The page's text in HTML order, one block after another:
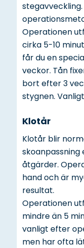
Operationen
cirka 5-10
får du en
veckor. Tån
bort efter 3
stygnen.
Klotår
Klotår blir
åtgärder.
hand och är
resultat.
Operationen
mindre än 5
vanligt efter
men har ofta